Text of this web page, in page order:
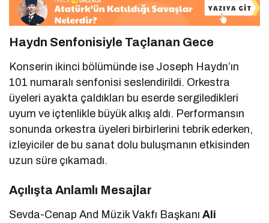
Haydn Senfonisiyle Taçlanan Gece
Konserin ikinci bölümünde ise Joseph Haydn’ın
101 numaralı senfonisi seslendirildi. Orkestra
üyeleri ayakta çaldıkları bu eserde sergiledikleri
uyum ve içtenlikle büyük alkış aldı. Performansın
sonunda orkestra üyeleri birbirlerini tebrik ederken,
izleyiciler de bu sanat dolu buluşmanın etkisinden
uzun süre çıkamadı.
Açılışta Anlamlı Mesajlar
Sevda-Cenap And Müzik Vakfı BaşkanıAli